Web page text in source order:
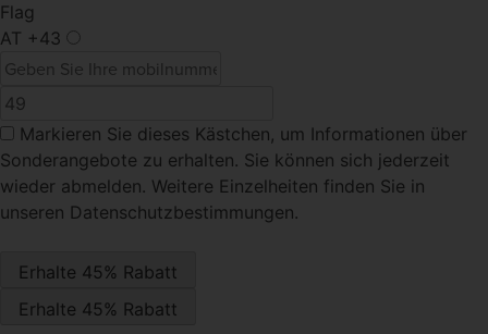
Flag
AT +43
Markieren Sie dieses Kästchen, um Informationen über
Sonderangebote zu erhalten. Sie können sich jederzeit
wieder abmelden. Weitere Einzelheiten finden Sie in
unseren Datenschutzbestimmungen.